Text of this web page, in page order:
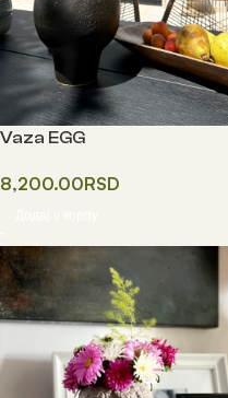
Vaza EGG
8,200.00RSD